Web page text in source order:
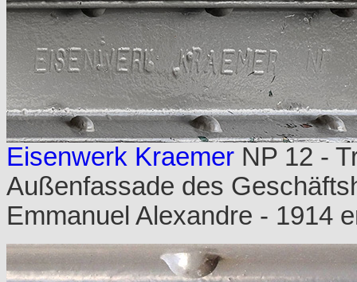
Eisenwerk Kraemer NP 12 -
Außenfassade des
Emmanuel Alexandre - 1914